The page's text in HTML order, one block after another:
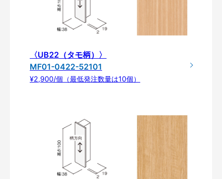
〈UB22（タモ柄）〉
MF01-0422-52101
¥2,900/個（最低発注数量は10個）